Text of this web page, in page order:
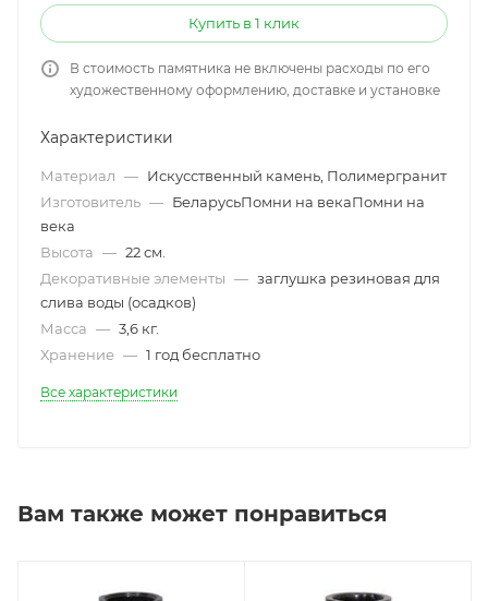
Купить в 1 клик
В стоимость памятника не включены расходы по его
художественному оформлению, доставке и установке
Характеристики
Материал — Искусственный камень, Полимергранит
Изготовитель — БеларусьПомни на векаПомни на
века
Высота — 22 см.
Декоративные элементы — заглушка резиновая для
слива воды (осадков)
Масса — 3,6 кг.
Хранение — 1 год бесплатно
Все характеристики
Вам также может понравиться